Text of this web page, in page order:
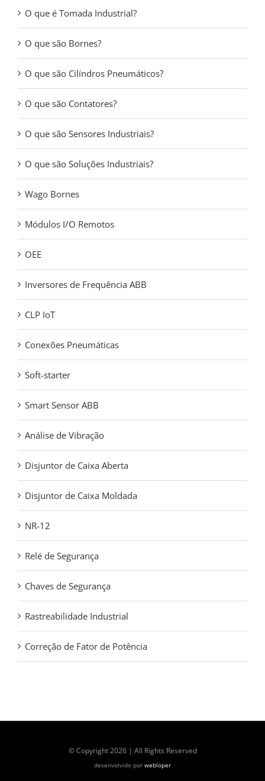
O que é Tomada Industrial?
O que são Bornes?
O que são Cilíndros Pneumáticos?
O que são Contatores?
O que são Sensores Industriais?
O que são Soluções Industriais?
Wago Bornes
Módulos I/O Remotos
OEE
Inversores de Frequência ABB
CLP IoT
Conexões Pneumáticas
Soft-starter
Smart Sensor ABB
Análise de Vibração
Disjuntor de Caixa Aberta
Disjuntor de Caixa Moldada
NR-12
Relé de Segurança
Chaves de Segurança
Rastreabilidade Industrial
Correção de Fator de Potência
© Copyright2026 | All Rights Reserved
desenvolvido por webloper